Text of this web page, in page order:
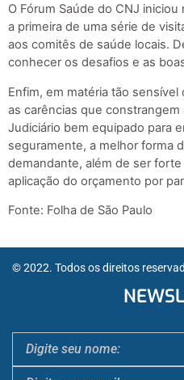
O Fórum Saúde do CNJ
a primeira de uma série de
aos comitês de saúde locais.
conhecer os desafios e as
Enfim, em matéria tão
as carências que constrangem
Judiciário bem equipado para
seguramente, a melhor forma
demandante, além de ser
aplicação do orçamento por
Fonte: Folha de São Paulo
© 2022. Todos os direitos